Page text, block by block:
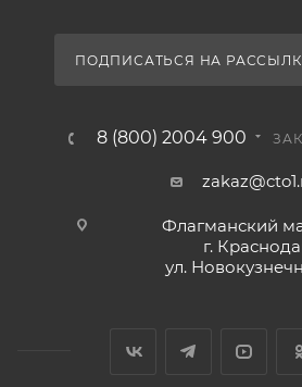
ПОДПИСАТЬСЯ НА
8 (800) 2004 900
Флагманский
г.
ул.